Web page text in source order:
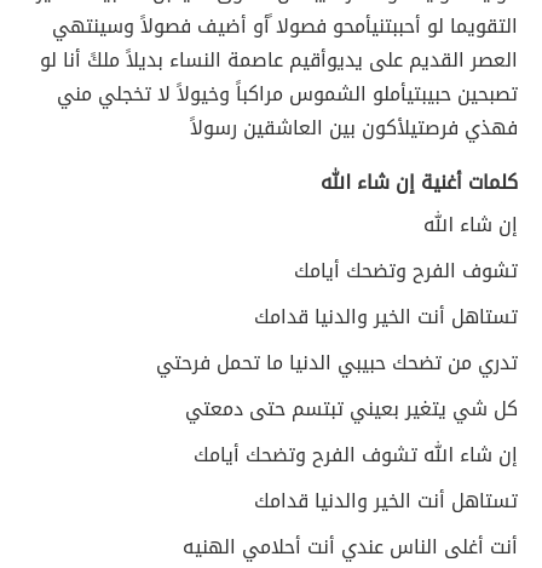
التقويما لو أحببتنيأمحو فصولا ًأو أضيف فصولاً وسينتهي
العصر القديم على يديوأقيم عاصمة النساء بديلاً ملكً أنا لو
تصبحين حبيبتيأملو الشموس مراكباً وخيولاً لا تخجلي مني
فهذي فرصتيلأكون بين العاشقين رسولاً
كلمات أغنية إن شاء الله
إن شاء الله
تشوف الفرح وتضحك أيامك
تستاهل أنت الخير والدنيا قدامك
تدري من تضحك حبيبي الدنيا ما تحمل فرحتي
كل شي يتغير بعيني تبتسم حتى دمعتي
إن شاء الله تشوف الفرح وتضحك أيامك
تستاهل أنت الخير والدنيا قدامك
أنت أغلى الناس عندي أنت أحلامي الهنيه